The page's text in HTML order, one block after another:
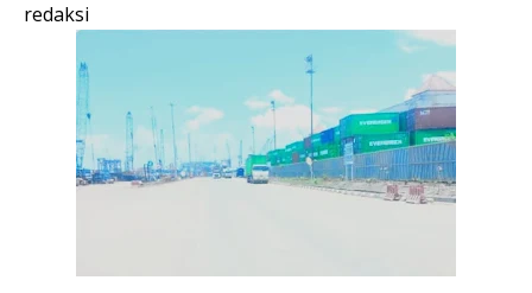
redaksi